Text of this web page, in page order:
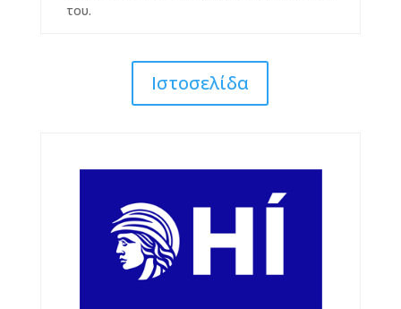
του.
Ιστοσελίδα